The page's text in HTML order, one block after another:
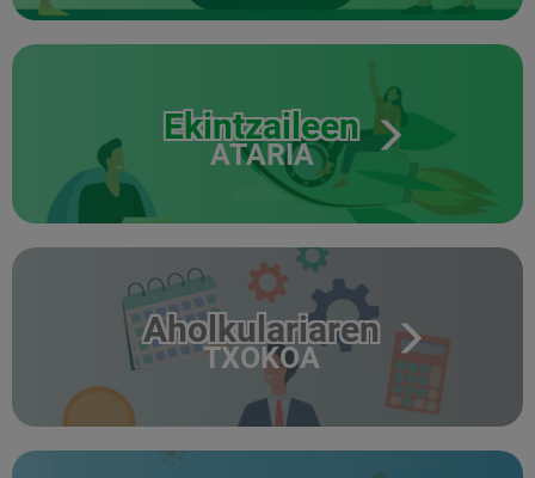
Ekintzaileen
ATARIA
Aholkulariaren
TXOKOA